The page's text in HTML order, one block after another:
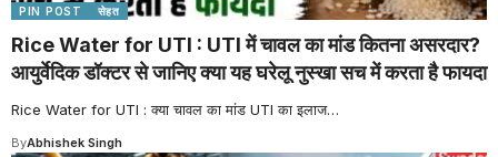
PIN POST सेहत
Rice Water for UTI : UTI में चावल का मांड कितना असरदार?
आयुर्वेदिक डॉक्टर से जानिए क्या यह घरेलू नुस्खा सच में करता है फायदा
Rice Water for UTI : क्या चावल का मांड UTI का इलाज…
ByAbhishek Singh